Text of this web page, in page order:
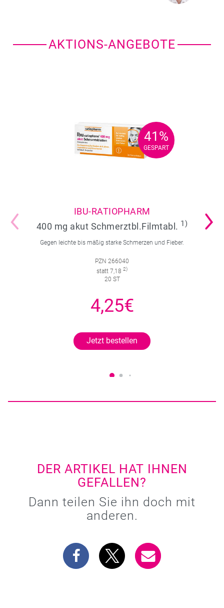
AKTIONS-ANGEBOTE
41%
GESPART
41%
GESPART
IBU-RATIOPHARM
400 mg akut Schmerztbl.Filmtabl. 1)
Gegen leichte bis mäßig starke Schmerzen und Fieber.
PZN 266040
statt 7,18 2)
20 ST
4,25€
Jetzt bestellen
DER ARTIKEL HAT IHNEN
GEFALLEN?
Dann teilen Sie ihn doch mit
anderen.